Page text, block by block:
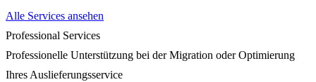
Alle Services ansehen
Professional Services
Professionelle Unterstützung bei der Migration oder Optimierung
Ihres Auslieferungsservice